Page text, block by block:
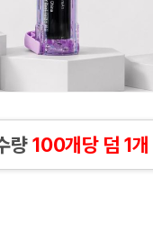
량100개당 덤 1개